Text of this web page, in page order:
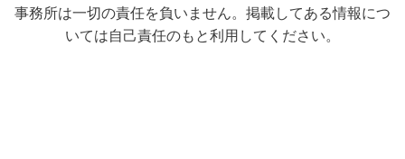
事務所は一切の責任を負いません。掲載してある情報につ
いては自己責任のもと利用してください。